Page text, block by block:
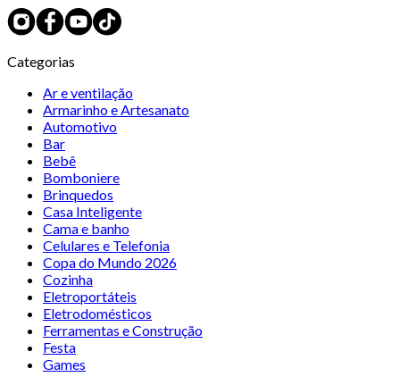
Categorias
Ar e ventilação
Armarinho e Artesanato
Automotivo
Bar
Bebê
Bomboniere
Brinquedos
Casa Inteligente
Cama e banho
Celulares e Telefonia
Copa do Mundo 2026
Cozinha
Eletroportáteis
Eletrodomésticos
Ferramentas e Construção
Festa
Games